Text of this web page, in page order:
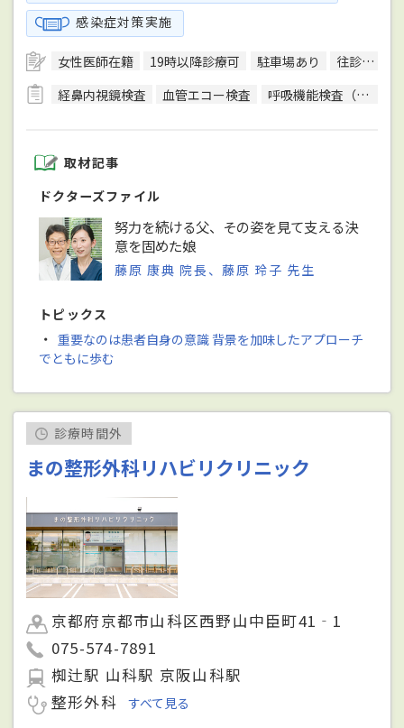
感染症対策実施
女性医師在籍 19時以降診療可 駐車場あり 往診可
経鼻内視鏡検査
血管エコー検査 呼吸機能検査（スパイロメトリー）
取材記事
ドクターズファイル
努力を続ける父、その姿を見て支える決
意を固めた娘
藤原 康典 院長、藤原 玲子 先生
トピックス
・ 重要なのは患者自身の意識 背景を加味したアプローチ
でともに歩む
診療時間外
まの整形外科リハビリクリニック
京都府京都市山科区西野山中臣町41‐1
075-574-7891
椥辻駅 山科駅 京阪山科駅
整形外科
すべて見る